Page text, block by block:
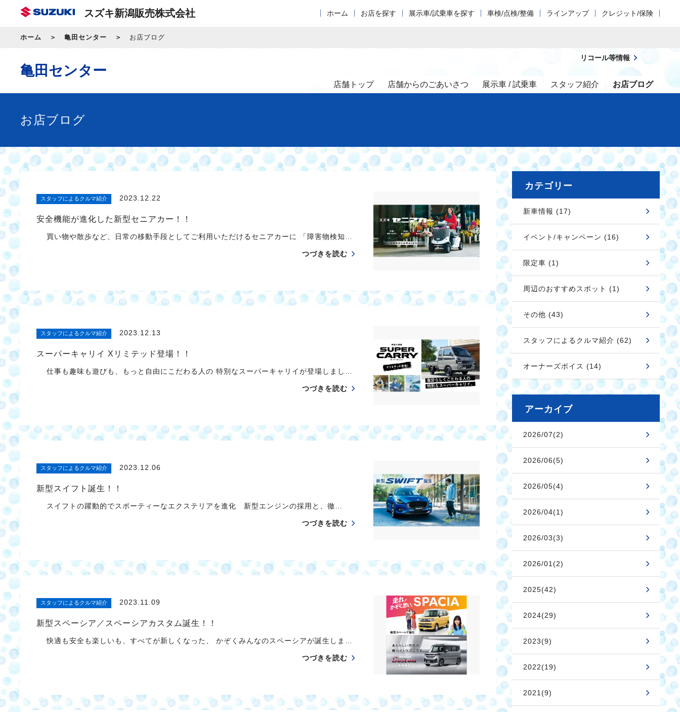
スズキ新潟販売株式会社 ホーム お店を探す 展示車/試乗車を探す 車検/点検/整備 ラインアップ クレジット/保険
ホーム 亀田センター お店ブログ
亀田センター
店舗トップ 店舗からのごあいさつ 展示車 / 試乗車 スタッフ紹介 お店ブログ
リコール等情報
お店ブログ
スタッフによるクルマ紹介 2023.12.22
安全機能が進化した新型セニアカー！！
買い物や散歩など、日常の移動手段としてご利用いただけるセニアカーに 「障害物検知…
つづきを読む
スタッフによるクルマ紹介 2023.12.13
スーパーキャリイ Xリミテッド登場！！
仕事も趣味も遊びも、もっと自由にこだわる人の 特別なスーパーキャリイが登場しまし…
つづきを読む
スタッフによるクルマ紹介 2023.12.06
新型スイフト誕生！！
スイフトの躍動的でスポーティーなエクステリアを進化 新型エンジンの採用と、徹…
つづきを読む
スタッフによるクルマ紹介 2023.11.09
新型スペーシア／スペーシアカスタム誕生！！
快適も安全も楽しいも、すべてが新しくなった、 かぞくみんなのスペーシアが誕生しま…
つづきを読む
カテゴリー
新車情報 (17)
イベント/キャンペーン (16)
限定車 (1)
周辺のおすすめスポット (1)
その他 (43)
スタッフによるクルマ紹介 (62)
オーナーズボイス (14)
アーカイブ
2026/07(2)
2026/06(5)
2026/05(4)
2026/04(1)
2026/03(3)
2026/01(2)
2025(42)
2024(29)
2023(9)
2022(19)
2021(9)